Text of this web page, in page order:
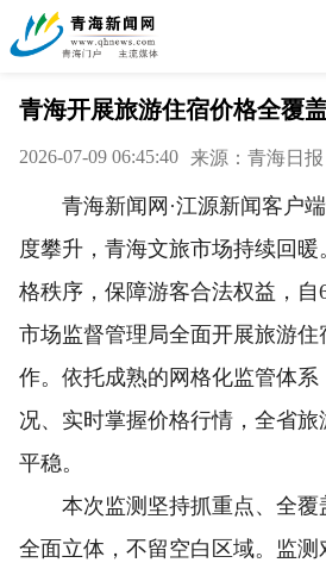
青海开展旅游住宿价格全覆
2026-07-09 06:45:40 来源：青海日报
青海新闻网·江源新闻客户端
度攀升，青海文旅市场持续回
格秩序，保障游客合法权益，自
市场监督管理局全面开展旅游
作。依托成熟的网格化监管体
况、实时掌握价格行情，全省
平稳。
本次监测坚持抓重点、全覆
全面立体，不留空白区域。监测